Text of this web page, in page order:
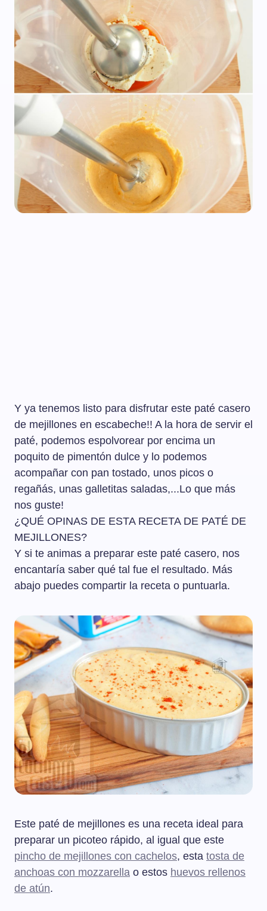
Y ya tenemos listo para disfrutar este paté casero
de mejillones en escabeche!! A la hora de servir el
paté, podemos espolvorear por encima un
poquito de pimentón dulce y lo podemos
acompañar con pan tostado, unos picos o
regañás, unas galletitas saladas,...Lo que más
nos guste!
¿QUÉ OPINAS DE ESTA RECETA DE PATÉ DE
MEJILLONES?
Y si te animas a preparar este paté casero, nos
encantaría saber qué tal fue el resultado. Más
abajo puedes compartir la receta o puntuarla.
Este paté de mejillones es una receta ideal para
preparar un picoteo rápido, al igual que este
pincho de mejillones con cachelos, esta tosta de
anchoas con mozzarella o estos huevos rellenos
de atún.